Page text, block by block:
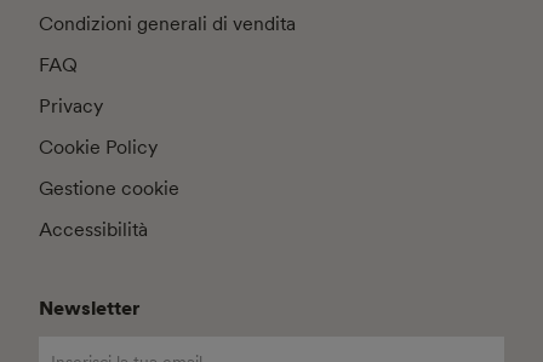
Condizioni generali di vendita
FAQ
Privacy
Cookie Policy
Gestione cookie
Accessibilità
Newsletter